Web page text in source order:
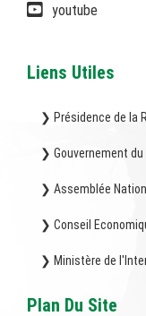
youtube
Liens Utiles
❯ Présidence de la
❯ Gouvernement du
❯ Assemblée
❯ Conseil
❯ Ministère de
Plan Du Site